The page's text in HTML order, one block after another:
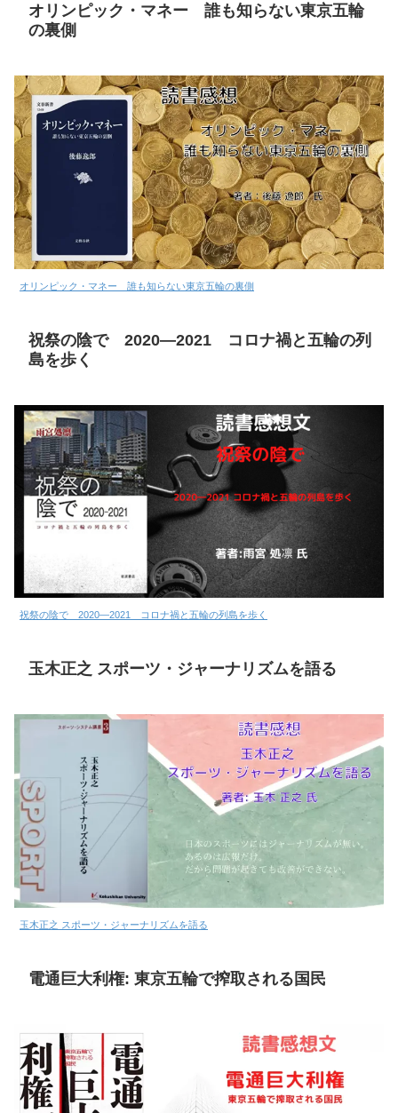
オリンピック・マネー 誰も知らない東京五輪
の裏側
オリンピック・マネー 誰も知らない東京五輪の裏側
祝祭の陰で 2020―2021 コロナ禍と五輪の列
島を歩く
祝祭の陰で 2020―2021 コロナ禍と五輪の列島を歩く
玉木正之 スポーツ・ジャーナリズムを語る
玉木正之 スポーツ・ジャーナリズムを語る
電通巨大利権: 東京五輪で搾取される国民